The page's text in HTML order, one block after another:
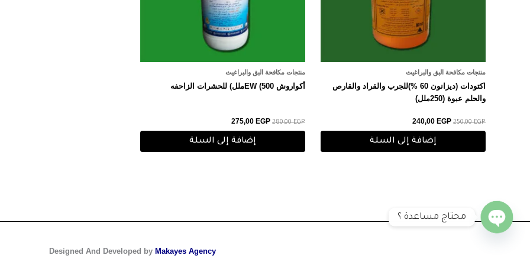
منتجات مكافحة البق والبراغيث
اكتودات (ديزانون 60 %)للجرب والقراد والقارص
والحلم عبوة (250ملل)
250,00EGP
240,00 EGP
إضافة إلى السلة
منتجات مكافحة البق والبراغيث
أكواروش EW (500ملل) للحشرات الزاحفه
280,00EGP
275,00 EGP
إضافة إلى السلة
Designed And Developed by Makayes Agency
محتاج مساعدة ؟
O
p
e
n
h
a